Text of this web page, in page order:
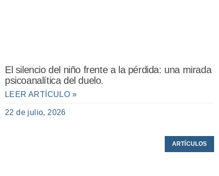
El silencio del niño frente a la pérdida: una mirada
psicoanalítica del duelo.
LEER ARTÍCULO »
22 de julio, 2026
ARTÍCULOS